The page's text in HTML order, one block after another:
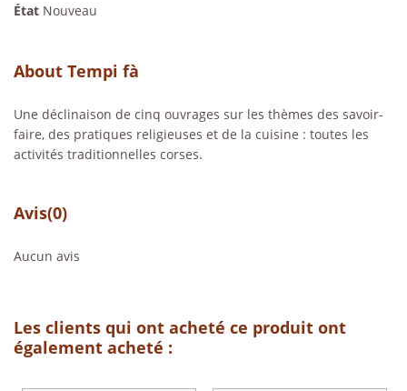
État Nouveau
About Tempi fà
Une déclinaison de cinq ouvrages sur les thèmes des savoir-
faire, des pratiques religieuses et de la cuisine : toutes les
activités traditionnelles corses.
Avis(0)
Aucun avis
Les clients qui ont acheté ce produit ont
également acheté :